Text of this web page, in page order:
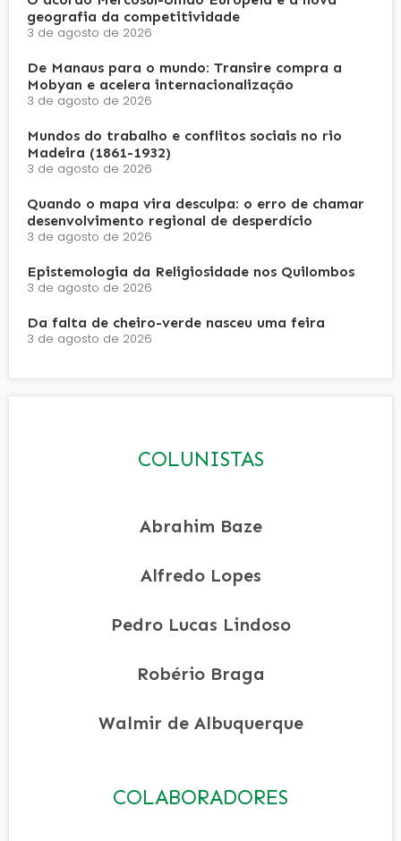
geografia da competitividade
3 de agosto de 2026
De Manaus para o mundo: Transire compra a
Mobyan e acelera internacionalização
3 de agosto de 2026
Mundos do trabalho e conflitos sociais no rio
Madeira (1861-1932)
3 de agosto de 2026
Quando o mapa vira desculpa: o erro de chamar
desenvolvimento regional de desperdício
3 de agosto de 2026
Epistemologia da Religiosidade nos Quilombos
3 de agosto de 2026
Da falta de cheiro-verde nasceu uma feira
3 de agosto de 2026
COLUNISTAS
Abrahim Baze
Alfredo Lopes
Pedro Lucas Lindoso
Robério Braga
Walmir de Albuquerque
COLABORADORES